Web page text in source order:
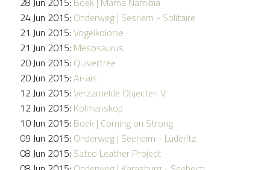
24 Jun 2015: Onderweg | Sesriem - Solitaire
21 Jun 2015: Vogelkolonie
21 Jun 2015: Mesosaurus
20 Jun 2015: Quivertree
20 Jun 2015: Ai-ais
12 Jun 2015: Verzamelde Objecten V
12 Jun 2015: Kolmanskop
10 Jun 2015: Boek | Coming on Strong
09 Jun 2015: Onderweg | Seeheim - Lüderitz
08 Jun 2015: Satco Leather Project